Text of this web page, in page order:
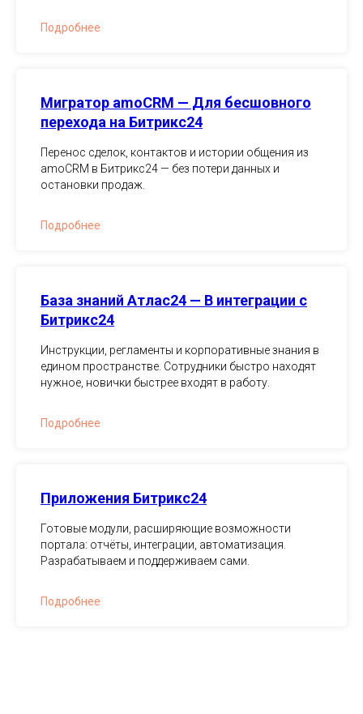
Подробнее
Мигратор amoCRM — Для бесшовного
перехода на Битрикс24
Перенос сделок, контактов и истории общения из
amoCRM в Битрикс24 — без потери данных и
остановки продаж.
Подробнее
База знаний Атлас24 — В интеграции с
Битрикс24
Инструкции, регламенты и корпоративные знания в
едином пространстве. Сотрудники быстро находят
нужное, новички быстрее входят в работу.
Подробнее
Приложения Битрикс24
Готовые модули, расширяющие возможности
портала: отчёты, интеграции, автоматизация.
Разрабатываем и поддерживаем сами.
Подробнее